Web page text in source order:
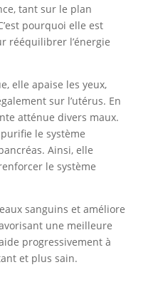
tant sur le plan
pourquoi elle est
rééquilibrer l’énergie
elle apaise les yeux,
sur l’utérus. En
atténue divers maux.
le système
Ainsi, elle
le système
sanguins et améliore
une meilleure
progressivement à
et plus sain.